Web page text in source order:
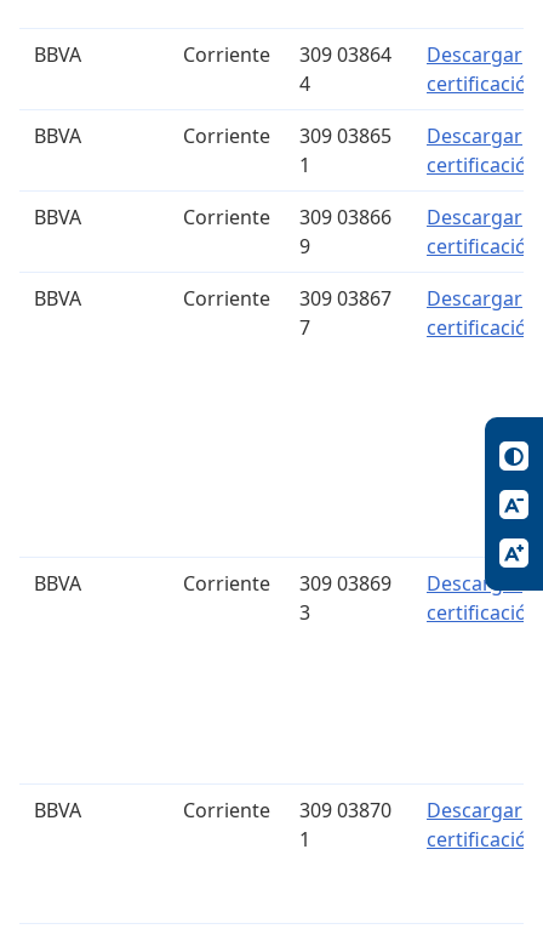
BBVA Corriente
309 03864
4
Descargar
certificación
BBVA
Corriente
309 03865
1
Descargar
certificación
BBVA
Corriente
309 03866
9
Descargar
certificación
BBVA
Corriente
309 03867
7
Descargar
certificación
BBVA Corriente
309 03869
3
Descargar
certificación
BBVA Corriente
309 03870
1
Descargar
certificación